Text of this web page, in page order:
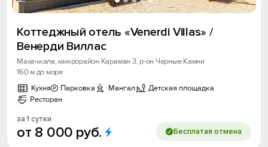
Коттеджный отель «Venerdi Villas» /
Венерди Виллас
Махачкала, микрорайон Караман 3, р-он Черные Камни
160 м до моря
Кухня
Парковка Мангал
Детская площадка
Ресторан
за 1 сутки
от 8 000 руб. Бесплатая отмена